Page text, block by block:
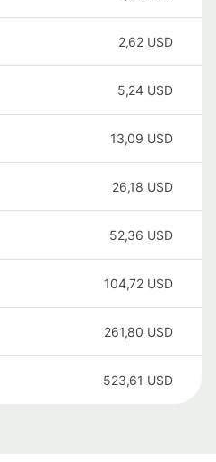
2,62 USD
5,24 USD
13,09 USD
26,18 USD
52,36 USD
104,72 USD
261,80 USD
523,61 USD